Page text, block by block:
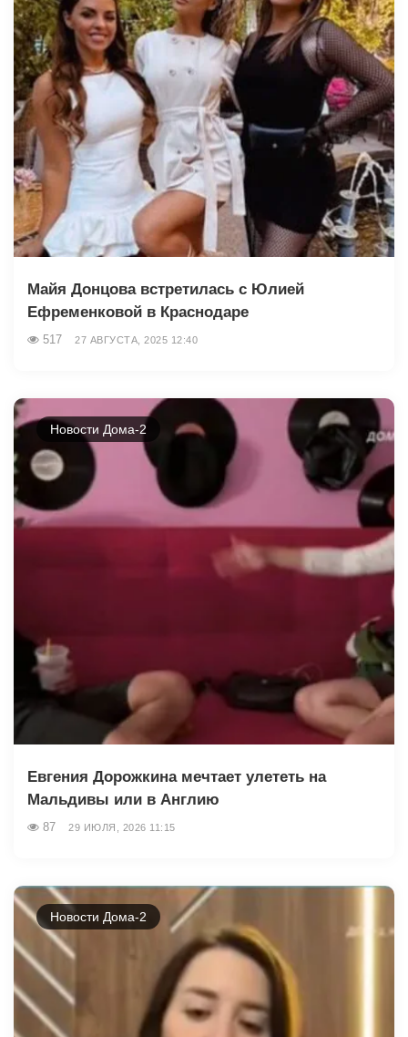
Майя Донцова встретилась с Юлией
Ефременковой в Краснодаре
517 27 АВГУСТА, 2025 12:40
Новости Дома-2
Евгения Дорожкина мечтает улететь на
Мальдивы или в Англию
87 29 ИЮЛЯ, 2026 11:15
Новости Дома-2